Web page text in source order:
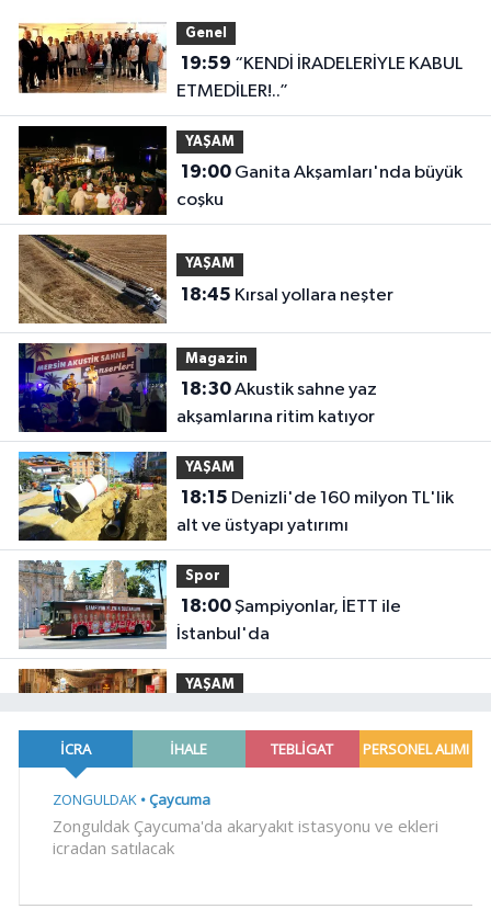
Genel
19:59
ETMEDİLER!..”
YAŞAM
19:00Ganita Akşamları'nda büyük
coşku
YAŞAM
18:45 Kırsal yollara neşter
Magazin
18:30Akustik sahne yaz
akşamlarına ritim katıyor
YAŞAM
18:15
alt ve üstyapı yatırımı
Spor
18:00Şampiyonlar, İETT ile
İstanbul'da
YAŞAM
pazarı renk katıyor
17:30DAĞDER ve BUMEV'den